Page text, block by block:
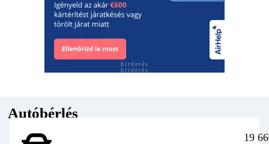
hirdetés
hirdetés
Autóbérlés
19